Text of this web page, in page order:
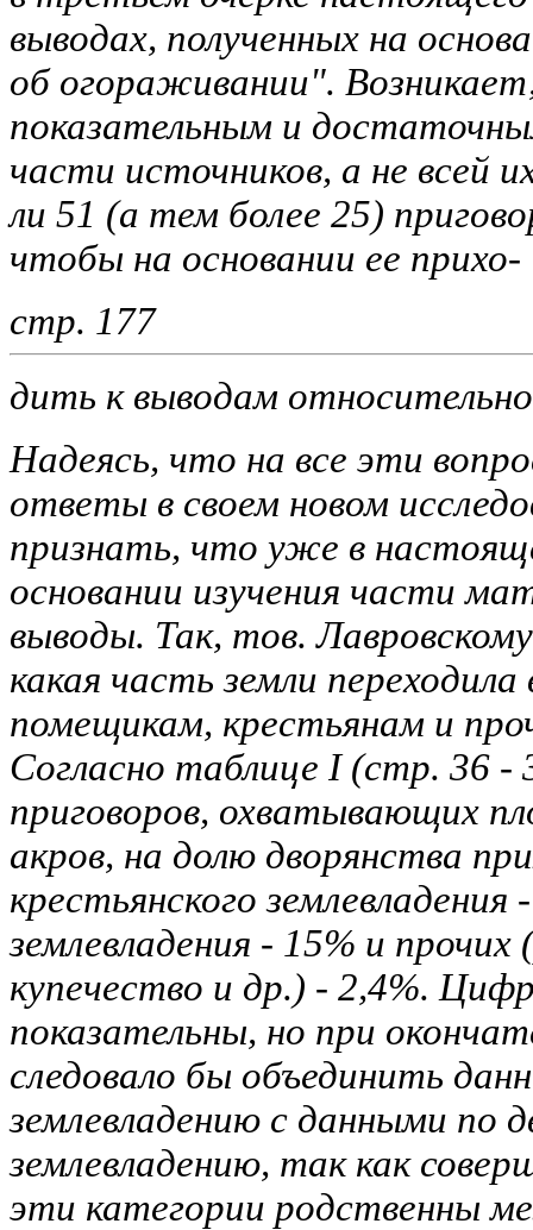
выводах, полученных на
об огораживании".
показательным и
части источников, а не всей
ли 51 (а тем более 25)
чтобы на основании ее прихо-
стр. 177
дить к выводам
Надеясь, что на все эти
ответы в своем новом
признать, что уже в
основании изучения части
выводы. Так, тов.
какая часть земли
помещикам, крестьянам и
Согласно таблице I (стр. 36 -
приговоров, охватывающих
акров, на долю дворянства
крестьянского землевладения
землевладения - 15% и
купечество и др.) - 2,4%.
показательны, но при
следовало бы объединить
землевладению с данными по
землевладению, так как
эти категории родственны